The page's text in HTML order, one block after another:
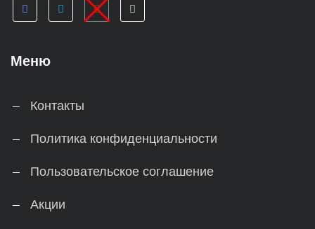
Меню
Контакты
Политика конфиденциальности
Пользовательское соглашение
Акции